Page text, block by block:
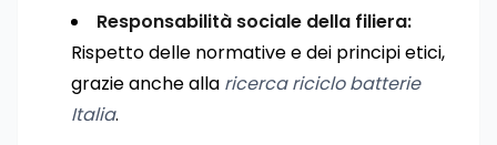
Responsabilità sociale della filiera:
Rispetto delle normative e dei principi etici,
grazie anche alla ricerca riciclo batterie
Italia.